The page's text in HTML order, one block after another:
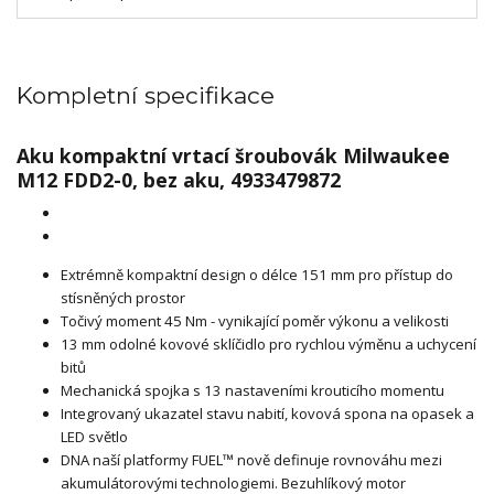
Kompletní specifikace
Aku kompaktní vrtací šroubovák Milwaukee
M12 FDD2-0, bez aku, 4933479872
Extrémně kompaktní design o délce 151 mm pro přístup do
stísněných prostor
Točivý moment 45 Nm - vynikající poměr výkonu a velikosti
13 mm odolné kovové sklíčidlo pro rychlou výměnu a uchycení
bitů
Mechanická spojka s 13 nastaveními krouticího momentu
Integrovaný ukazatel stavu nabití, kovová spona na opasek a
LED světlo
DNA naší platformy FUEL™ nově definuje rovnováhu mezi
akumulátorovými technologiemi. Bezuhlíkový motor